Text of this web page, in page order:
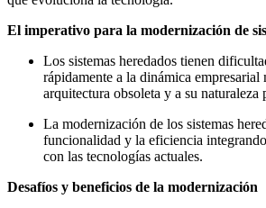
El imperativo para la modernización de
Los sistemas heredados tienen
rápidamente a la dinámica empresarial
arquitectura obsoleta y a su naturaleza
La modernización de los sistemas
funcionalidad y la eficiencia
con las tecnologías actuales.
Desafíos y beneficios de la modernización